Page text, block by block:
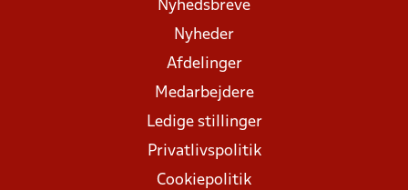
Nyhedsbreve
Nyheder
Afdelinger
Medarbejdere
Ledige stillinger
Privatlivspolitik
Cookiepolitik